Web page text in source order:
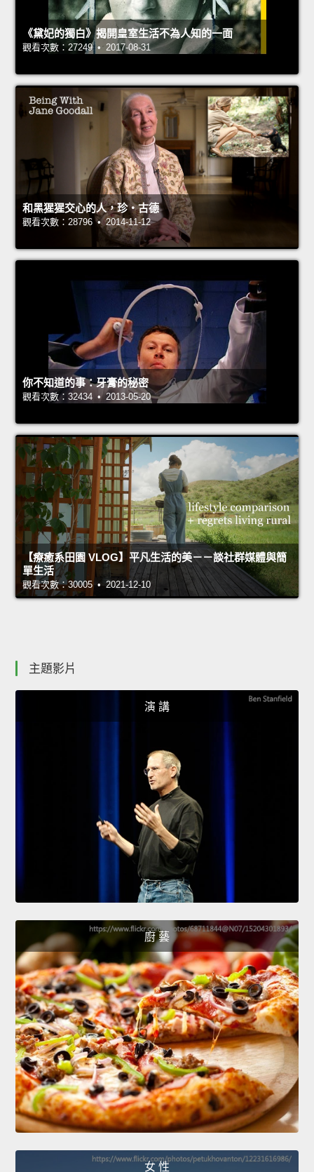
《黛妃的獨白》揭開皇室生活不為人知的一面
觀看次數：27249 • 2017-08-31
和黑猩猩交心的人，珍‧古德
觀看次數：28796 • 2014-11-12
你不知道的事：牙膏的秘密
觀看次數：32434 • 2013-05-20
【療癒系田園 VLOG】平凡生活的美－－談社群媒體與簡
單生活
觀看次數：30005 • 2021-12-10
主題影片
演 講
廚 藝
女 性